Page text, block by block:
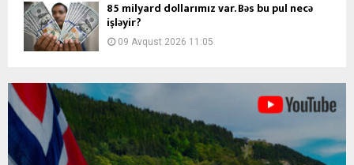
85 milyard dollarımız var. Bəs bu pul necə
işləyir?
09 Avqust 2026 11:05